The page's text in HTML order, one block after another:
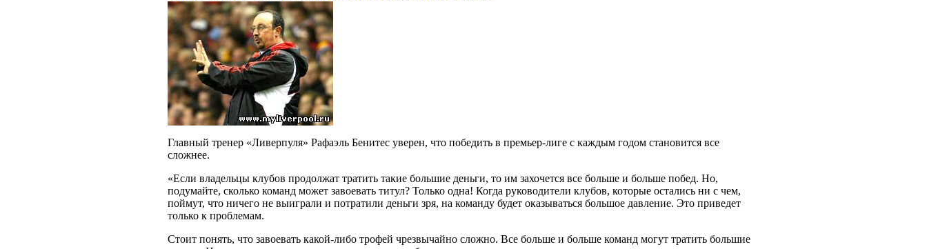
Главный тренер «Ливерпуля» Рафаэль Бенитес уверен, что победить в премьер-лиге с каждым годом становится все
сложнее.
«Если владельцы клубов продолжат тратить такие большие деньги, то им захочется все больше и больше побед. Но,
подумайте, сколько команд может завоевать титул? Только одна! Когда руководители клубов, которые остались ни с чем,
поймут, что ничего не выиграли и потратили деньги зря, на команду будет оказываться большое давление. Это приведет
только к проблемам.
Стоит понять, что завоевать какой-либо трофей чрезвычайно сложно. Все больше и больше команд могут тратить большие